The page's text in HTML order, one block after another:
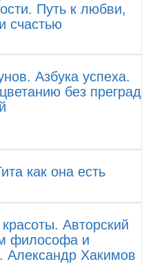
Путь к любви,
счастью
Азбука успеха.
без преград
как она есть
Авторский
философа и
Александр Хакимов